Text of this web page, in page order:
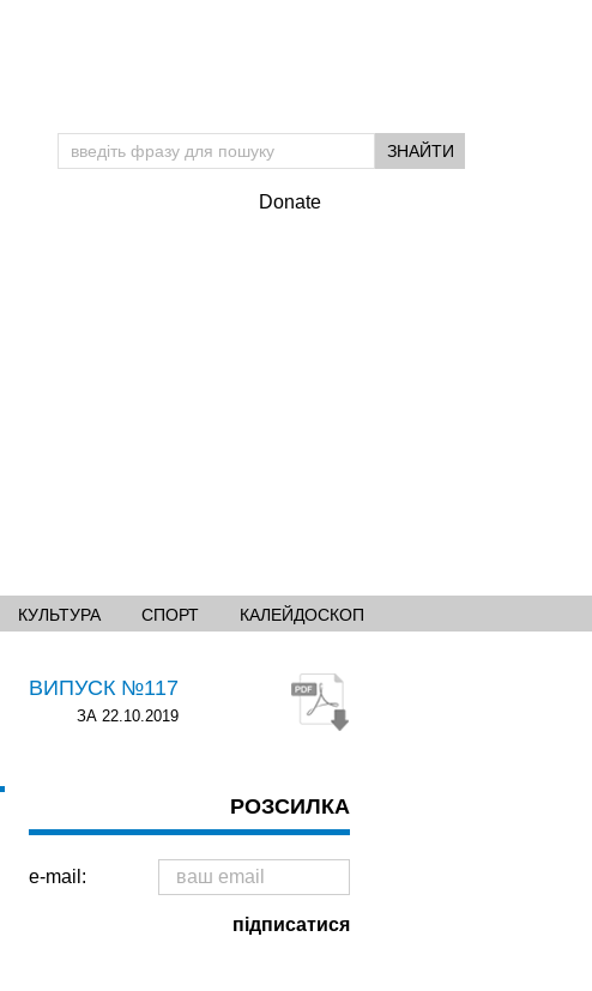
Donate
КУЛЬТУРА СПОРТ КАЛЕЙДОСКОП
ВИПУСК №117
ЗА 22.10.2019
РОЗСИЛКА
e-mail: